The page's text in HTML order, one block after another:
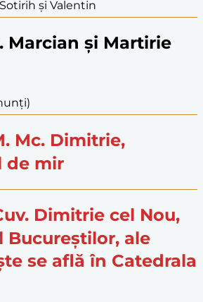
și Valentin
Marcian și Martirie
Mc. Dimitrie,
de mir
Dimitrie cel Nou,
Bucureștilor, ale
se află în Catedrala